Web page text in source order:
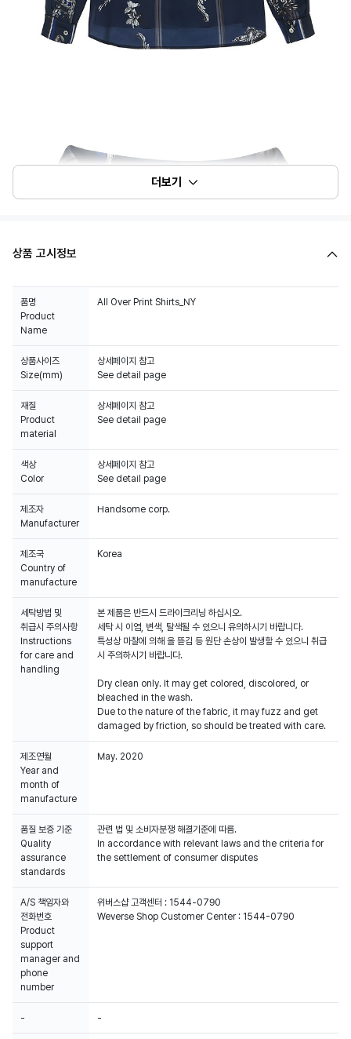
더보기
상품 고시정보
품명
Product
Name
All Over Print Shirts_NY
상품사이즈
Size(mm)
상세페이지 참고
See detail page
재질
Product
material
상세페이지 참고
See detail page
색상
Color
상세페이지 참고
See detail page
제조자
Manufacturer
Handsome corp.
제조국
Country of
manufacture
Korea
세탁방법 및
취급시 주의사항
Instructions
for care and
handling
본 제품은 반드시 드라이크리닝 하십시오.
세탁 시 이염, 변색, 탈색될 수 있으니 유의하시기 바랍니다.
특성상 마찰에 의해 올 뜯김 등 원단 손상이 발생할 수 있으니 취급
시 주의하시기 바랍니다.
Dry clean only. It may get colored, discolored, or
bleached in the wash.
Due to the nature of the fabric, it may fuzz and get
damaged by friction, so should be treated with care.
제조연월
Year and
month of
manufacture
May. 2020
품질 보증 기준
Quality
assurance
standards
관련 법 및 소비자분쟁 해결기준에 따름.
In accordance with relevant laws and the criteria for
the settlement of consumer disputes
A/S 책임자와
전화번호
Product
support
manager and
phone
number
위버스샵 고객센터 : 1544-0790
Weverse Shop Customer Center : 1544-0790
- -